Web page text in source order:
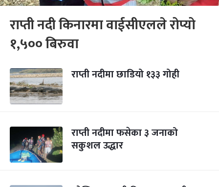
राप्ती नदी किनारमा वाईसीएलले रोप्यो
१,५०० बिरुवा
राप्ती नदीमा छाडियो १३३ गोही
राप्ती नदीमा फसेका ३ जनाको
सकुशल उद्धार